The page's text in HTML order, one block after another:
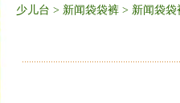
少儿台 > 新闻袋袋裤 > 新闻袋袋